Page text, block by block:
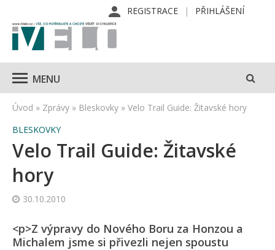
REGISTRACE PŘIHLÁŠENÍ
MENU
Úvod » Zprávy » Bleskovky » Velo Trail Guide: Žitavské hory
BLESKOVKY
Velo Trail Guide: Žitavské
hory
30.10.2010
<p>Z výpravy do Nového Boru za Honzou a
Michalem jsme si přivezli nejen spoustu